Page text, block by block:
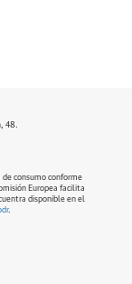
48.
consumo conforme
Europea facilita
disponible en el
.